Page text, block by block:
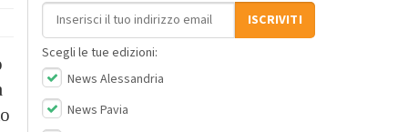
Indirizzo email
ISCRIVITI
Scegli le tue edizioni:
News Alessandria
News Pavia